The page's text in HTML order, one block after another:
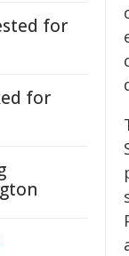
for
for